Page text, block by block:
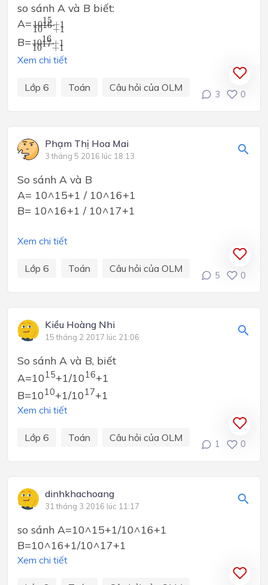
so sánh A và B biết:
A=1015+1
1016+1
1015
B=1016+1
1017+1
1016 +1
Xem chi tiết
Lớp 6 Toán Câu hỏi của OLM
3 0
Phạm Thị Hoa Mai
3 tháng 5 2016 lúc 18:13
So sánh A và B
A= 10^15+1 / 10^16+1
B= 10^16+1 / 10^17+1
Xem chi tiết
Lớp 6 Toán Câu hỏi của OLM
5 0
Kiều Hoàng Nhi
15 tháng 2 2017 lúc 21:06
So sánh A và B, biết
A=1015+1/1016+1
B=1010+1/1017+1
Xem chi tiết
Lớp 6 Toán Câu hỏi của OLM
1 0
dinhkhachoang
31 tháng 3 2016 lúc 11:17
so sánh A=10^15+1/10^16+1
B=10^16+1/10^17+1
Xem chi tiết